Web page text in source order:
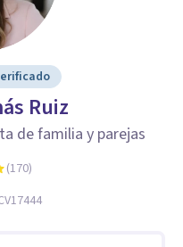
Ruiz
de familia y parejas
(170)